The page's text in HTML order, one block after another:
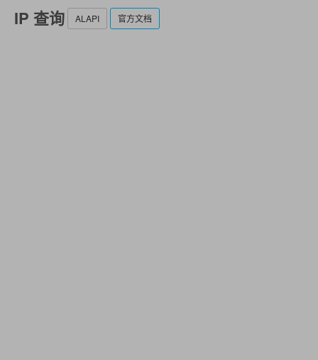
IP 查询 ALAPI 官方文档